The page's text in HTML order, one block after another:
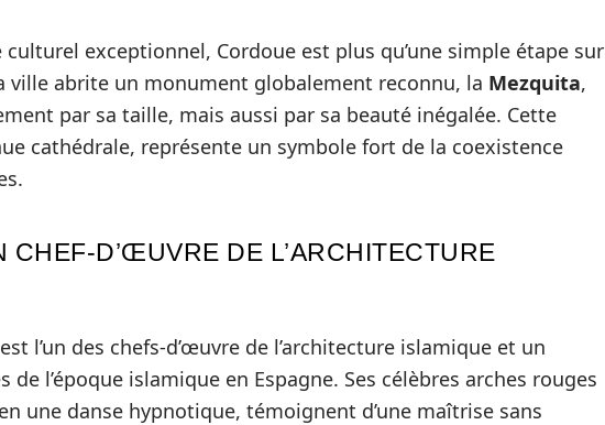
exceptionnel, Cordoue est plus qu’une simple étape sur
ville abrite un monument globalement reconnu, la Mezquita,
par sa taille, mais aussi par sa beauté inégalée. Cette
cathédrale, représente un symbole fort de la coexistence
CHEF-D’ŒUVRE DE L’ARCHITECTURE
est l’un des chefs-d’œuvre de l’architecture islamique et un
l’époque islamique en Espagne. Ses célèbres arches rouges
une danse hypnotique, témoignent d’une maîtrise sans